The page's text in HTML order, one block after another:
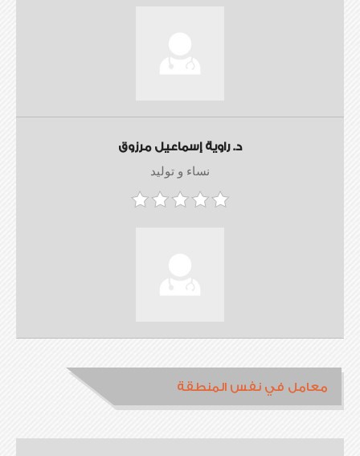
د. راوية إسماعيل مرزوق
نساء و توليد
معامل في نفس المنطقة